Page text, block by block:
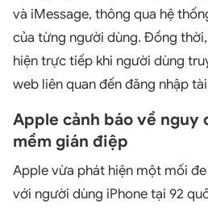
và iMessage, thông qua hệ
của từng người dùng. Đồng
hiện trực tiếp khi người dùng
web liên quan đến đăng nhập
Apple cảnh báo về nguy
mềm gián điệp
Apple vừa phát hiện một mối
với người dùng iPhone tại 92